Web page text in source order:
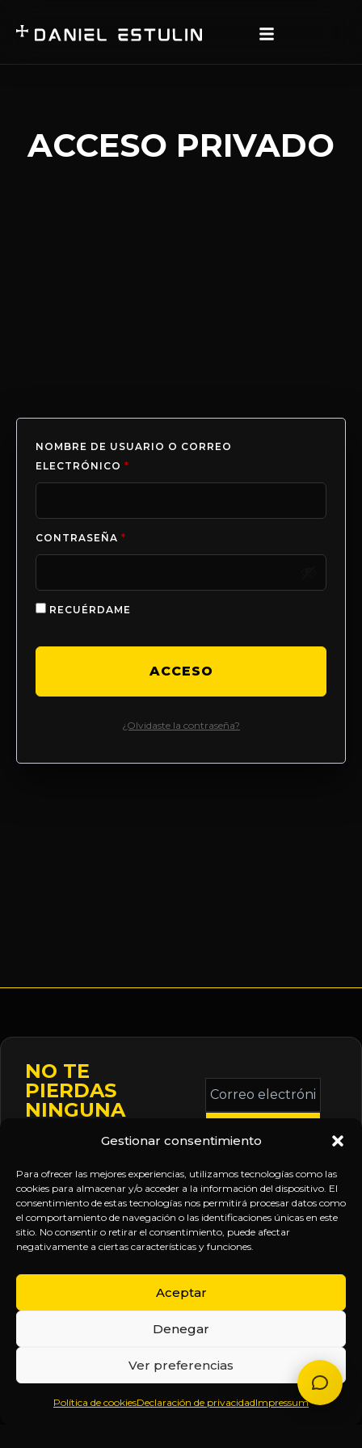
Gestionar consentimiento
Para ofrecer las mejores experiencias, utilizamos tecnologías como las
cookies para almacenar y/o acceder a la información del dispositivo. El
consentimiento de estas tecnologías nos permitirá procesar datos como
el comportamiento de navegación o las identificaciones únicas en este
sitio. No consentir o retirar el consentimiento, puede afectar
negativamente a ciertas características y funciones.
Aceptar
Denegar
Ver preferencias
Política de cookiesDeclaración de privacidadImpressum
ACCESO PRIVADO
NOMBRE DE USUARIO O CORREO
ELECTRÓNICO *
CONTRASEÑA *
RECUÉRDAME
ACCESO
¿Olvidaste la contraseña?
NO TE
PIERDAS
NINGUNA
Mantente informado
sobre la agenda de
eventos, nuevas
publicaciones y
actualizaciones de tu
suscripción.
Correo
electrónico
*
Inicio
Sobre
Política
de
SÍGUENOS